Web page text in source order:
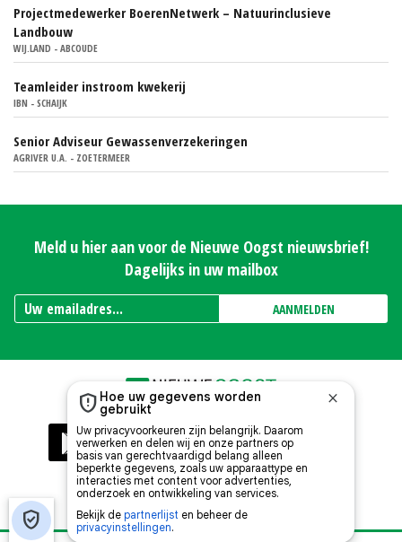
Projectmedewerker BoerenNetwerk – Natuurinclusieve
Landbouw
WIJ.LAND - ABCOUDE
Teamleider instroom kwekerij
IBN - SCHAIJK
Senior Adviseur Gewassenverzekeringen
AGRIVER U.A. - ZOETERMEER
Meld u hier aan voor de Nieuwe Oogst nieuwsbrief!
Dagelijks in uw mailbox
AANMELDEN